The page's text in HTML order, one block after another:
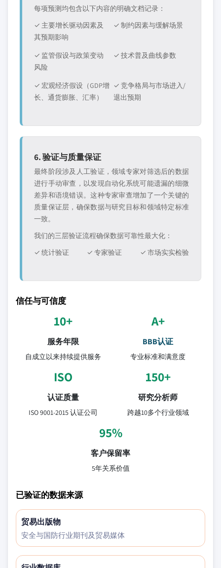
每项预测均包含以下内容的明确文档记录：
✓ 主要增长驱动因素及
其预期影响
✓ 制约因素与缓解场景
✓ 监管假设与政策变动
风险
✓ 技术普及曲线参数
✓ 宏观经济假设（GDP增
长、通货膨胀、汇率）
✓ 竞争格局与市场进入/
退出预期
6. 验证与质量保证
最终阶段涉及人工验证，领域专家对筛选后的数据
进行手动审查，以发现自动化系统可能遗漏的细微
差异和语境错误。这种专家审查增加了一个关键的
质量保证层，确保数据与研究目标和领域特定标准
一致。
我们的三层验证流程确保数据可靠性最大化：
✓ 统计验证
✓ 专家验证 ✓ 市场实实检验
信任与可信度
10+
服务年限
自成立以来持续提供服务
A+
BBB认证
专业标准和满意度
ISO
认证质量
ISO 9001-2015 认证公司
150+
研究分析师
跨越10多个行业领域
95%
客户保留率
5年关系价值
已验证的数据来源
贸易出版物
安全与国防行业期刊及贸易媒体